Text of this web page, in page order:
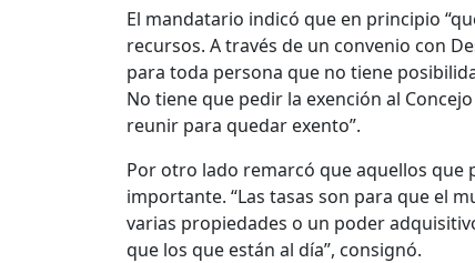
El mandatario indicó que en principio
recursos. A través de un convenio con
para toda persona que no tiene
No tiene que pedir la exención al
reunir para quedar exento”.
Por otro lado remarcó que aquellos que
importante. “Las tasas son para que el
varias propiedades o un poder
que los que están al día”, consignó.